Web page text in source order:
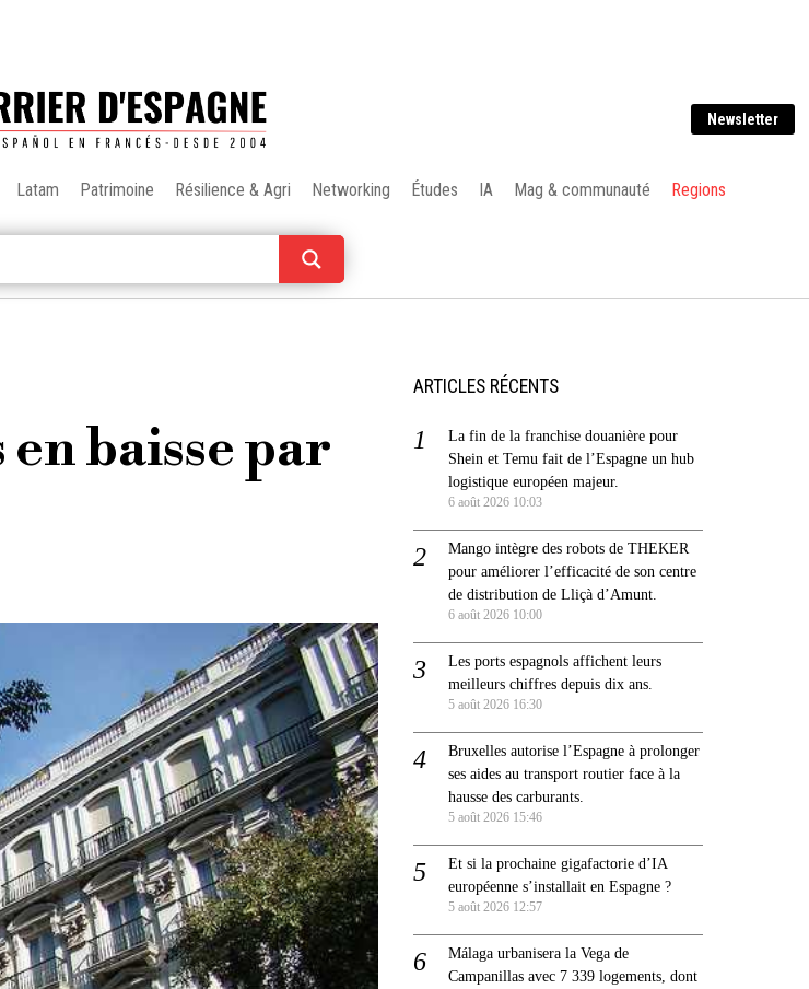
Newsletter
Latam Patrimoine Résilience & Agri Networking Études IA Mag & communauté Regions
baisse par
ARTICLES RÉCENTS
La fin de la franchise douanière pour
Shein et Temu fait de l’Espagne un hub
logistique européen majeur.
6 août 2026 10:03
Mango intègre des robots de THEKER
pour améliorer l’efficacité de son centre
de distribution de Lliçà d’Amunt.
6 août 2026 10:00
Les ports espagnols affichent leurs
meilleurs chiffres depuis dix ans.
5 août 2026 16:30
Bruxelles autorise l’Espagne à prolonger
ses aides au transport routier face à la
hausse des carburants.
5 août 2026 15:46
Et si la prochaine gigafactorie d’IA
européenne s’installait en Espagne ?
5 août 2026 12:57
Málaga urbanisera la Vega de
Campanillas avec 7 339 logements, dont